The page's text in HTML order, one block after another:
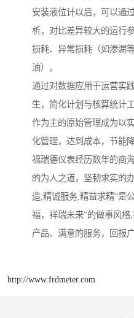
安装液位计以后，可以通
析，对比差异较大的运行
损耗、异常损耗（如渗漏
油）。
通过对数据应用于运营实
生，简化计划与核算统计
作为主的原始管理成为以
化管理，达到成本，节能
福瑞德仪表经历数年的商
的为人之道，坚韧求实的
造,精诚服务,精益求精”是
福，祥瑞未来”的做事风
产品、满意的服务，回报
http://www.frdmeter.com